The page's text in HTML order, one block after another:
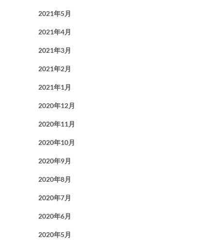
2021年5月
2021年4月
2021年3月
2021年2月
2021年1月
2020年12月
2020年11月
2020年10月
2020年9月
2020年8月
2020年7月
2020年6月
2020年5月